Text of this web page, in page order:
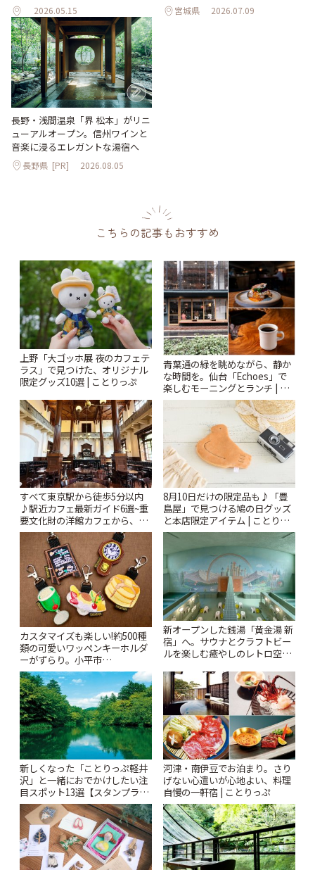
2026.05.15 宮城県 2026.07.09
長野・浅間温泉「界 松本」がリニ
ューアルオープン。信州ワインと
音楽に浸るエレガントな湯宿へ
長野県 [PR] 2026.08.05
こちらの記事もおすすめ
上野「大ゴッホ展 夜のカフェテ
ラス」で見つけた、オリジナル
限定グッズ10選 | ことりっぷ
青葉通の緑を眺めながら、静か
な時間を。仙台「Echoes」で
楽しむモーニングとランチ | こ
とりっぷ
すべて東京駅から徒歩5分以内
♪駅近カフェ最新ガイド6選~重
要文化財の洋館カフェから、改
札すぐのレトロ喫茶まで~ | こと
りっぷ
8月10日だけの限定品も♪「豊
島屋」で見つける鳩の日グッズ
と本店限定アイテム | ことりっ
ぷ
カスタマイズも楽しい!約500種
類の可愛いワッペンキーホルダ
ーがずらり。小平市
「Kimamaya T&K」 | ことりっ
ぷ
新オープンした銭湯「黄金湯 新
宿」へ。サウナとクラフトビー
ルを楽しむ癒やしのレトロ空間
新しくなった「ことりっぷ軽井
沢」と一緒におでかけしたい注
目スポット13選【スタンプラリ
ー開催中】 | ことりっぷ
河津・南伊豆でお泊まり。さり
げない心遣いが心地よい、料理
自慢の一軒宿 | ことりっぷ